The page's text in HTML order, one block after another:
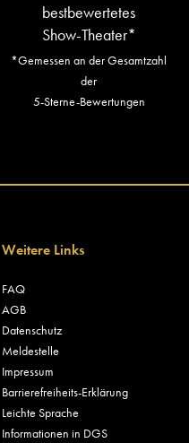
bestbewertetes
Show-Theater*
*Gemessen an der Gesamtzahl
der
5-Sterne-Bewertungen
Weitere Links
FAQ
AGB
Datenschutz
Meldestelle
Impressum
Barrierefreiheits-Erklärung
Leichte Sprache
Informationen in DGS